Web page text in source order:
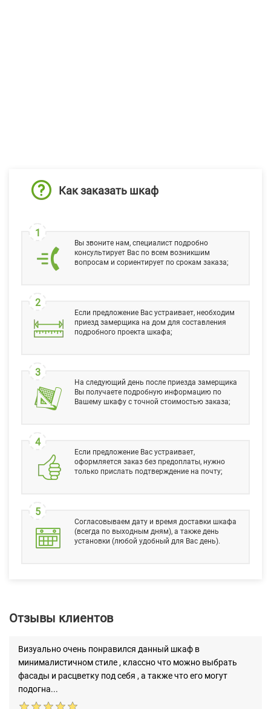
Как заказать шкаф
1
Вы звоните нам, специалист подробно
консультирует Вас по всем возникшим
вопросам и сориентирует по срокам заказа;
2
Если предложение Вас устраивает, необходим
приезд замерщика на дом для составления
подробного проекта шкафа;
3
На следующий день после приезда замерщика
Вы получаете подробную информацию по
Вашему шкафу с точной стоимостью заказа;
4
Если предложение Вас устраивает,
оформляется заказ без предоплаты, нужно
только прислать подтверждение на почту;
5
Согласовываем дату и время доставки шкафа
(всегда по выходным дням), а также день
установки (любой удобный для Вас день).
Отзывы клиентов
Визуально очень понравился данный шкаф в
минималистичном стиле , классно что можно выбрать
фасады и расцветку под себя , а также что его могут
подогна...